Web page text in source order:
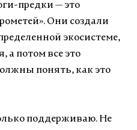
предки — это
Они создали
экосистеме,
а потом все это
понять, как это
поддерживаю. Не